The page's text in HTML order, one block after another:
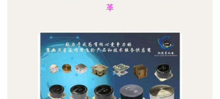
革